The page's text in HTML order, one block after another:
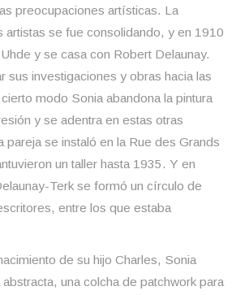
preocupaciones artísticas. La
artistas se fue consolidando, y en 1910
y se casa con Robert Delaunay.
sus investigaciones y obras hacia las
modo Sonia abandona la pintura
y se adentra en estas otras
pareja se instaló en la Rue des Grands
un taller hasta 1935. Y en
Terk se formó un círculo de
entre los que estaba
de su hijo Charles, Sonia
una colcha de patchwork para